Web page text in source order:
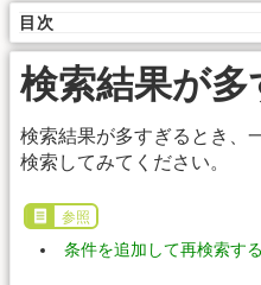
目次
検索結果が
検索結果が多すぎるとき、
検索してみてください。
参照
条件を追加して再検索する